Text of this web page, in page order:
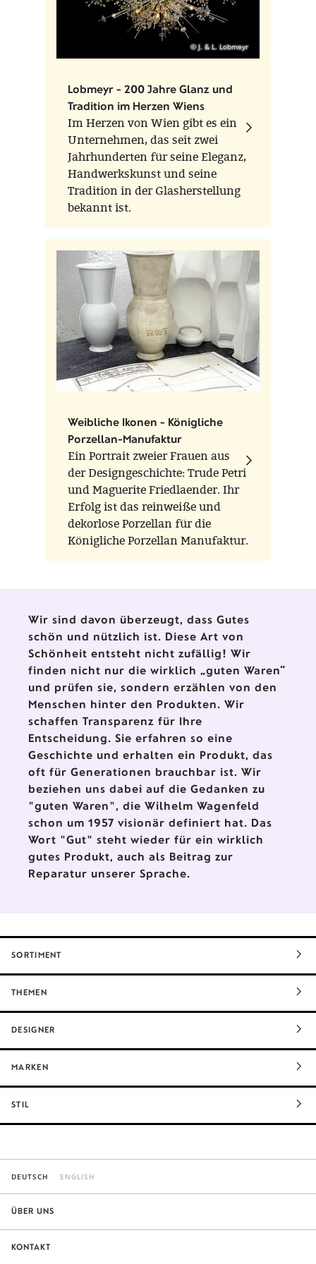
© J. & L. Lobmeyr
Lobmeyr - 200 Jahre Glanz und
Tradition im Herzen Wiens
Im Herzen von Wien gibt es ein
Unternehmen, das seit zwei
Jahrhunderten für seine Eleganz,
Handwerkskunst und seine
Tradition in der Glasherstellung
bekannt ist.
Weibliche Ikonen - Königliche
Porzellan-Manufaktur
Ein Portrait zweier Frauen aus
der Designgeschichte: Trude Petri
und Maguerite Friedlaender. Ihr
Erfolg ist das reinweiße und
dekorlose Porzellan für die
Königliche Porzellan Manufaktur.
Parallel zu Friedländers
Wir sind davon überzeugt, dass Gutes
schön und nützlich ist. Diese Art von
Schönheit entsteht nicht zufällig! Wir
finden nicht nur die wirklich „guten Waren“
und prüfen sie, sondern erzählen von den
Menschen hinter den Produkten. Wir
schaffen Transparenz für Ihre
Entscheidung. Sie erfahren so eine
Geschichte und erhalten ein Produkt, das
oft für Generationen brauchbar ist. Wir
beziehen uns dabei auf die Gedanken zu
"guten Waren", die Wilhelm Wagenfeld
schon um 1957 visionär definiert hat. Das
Wort "Gut" steht wieder für ein wirklich
gutes Produkt, auch als Beitrag zur
Reparatur unserer Sprache.
SORTIMENT
THEMEN
DESIGNER
MARKEN
STIL
DEUTSCH ENGLISH
ÜBER UNS
KONTAKT